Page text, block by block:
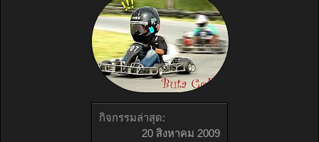
กิจกรรมล่าสุด:
20 สิงหาคม 2009